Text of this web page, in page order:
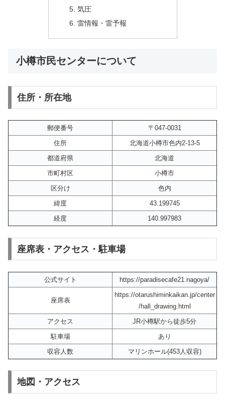
気圧
雷情報・雷予報
小樽市民センターについて
住所・所在地
郵便番号
〒047-0031
住所
北海道小樽市色内2-13-5
都道府県
北海道
市町村区
小樽市
区分け
色内
緯度
43.199745
経度
140.997983
座席表・アクセス・駐車場
公式サイト https://paradisecafe21.nagoya/
座席表
https://otarushiminkaikan.jp/center
/hall_drawing.html
アクセス
JR小樽駅から徒歩5分
駐車場
あり
収容人数
マリンホール(453人収容)
地図・アクセス